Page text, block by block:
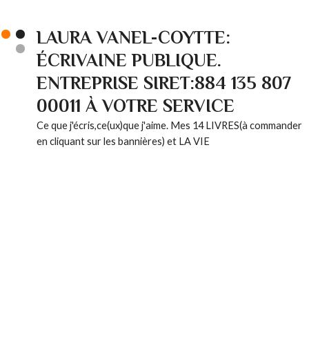
LAURA VANEL-COYTTE:
ÉCRIVAINE PUBLIQUE.
ENTREPRISE SIRET:884 135 807
00011 À VOTRE SERVICE
Ce que j'écris,ce(ux)que j'aime. Mes 14 LIVRES(à commander
en cliquant sur les bannières) et LA VIE